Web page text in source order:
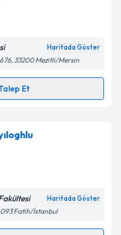
e-posta ile
ilişkinAydınlatma
ediyorum.
Gönder
Haritada Göster
33200 Mezitli/Mersin
Et
takvimi talebi
almanız için bir
ile bilgilendireceğiz.
Haritada Göster
Fatih/İstanbul